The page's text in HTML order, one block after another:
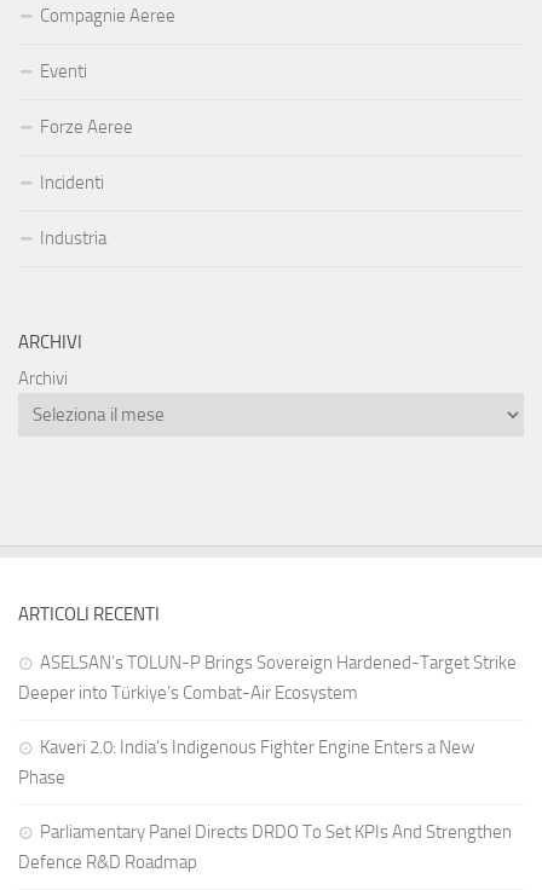
Compagnie Aeree
Eventi
Forze Aeree
Incidenti
Industria
ARCHIVI
Archivi
ARTICOLI RECENTI
ASELSAN’s TOLUN-P Brings Sovereign Hardened-Target Strike
Deeper into Türkiye’s Combat-Air Ecosystem
Kaveri 2.0: India’s Indigenous Fighter Engine Enters a New
Phase
Parliamentary Panel Directs DRDO To Set KPIs And Strengthen
Defence R&D Roadmap